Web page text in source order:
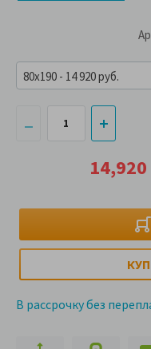
В рассрочку без
80x190 - 14 920 руб.